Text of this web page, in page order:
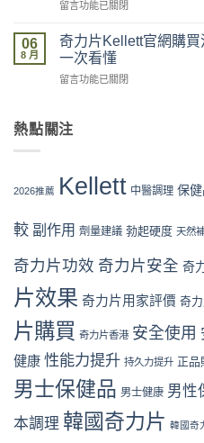
流、
貨、
服
用
流
程
中
全？
網
vs
房
店
風
險
面
分
中
2026
新
攻
網
多
盒
折
扣
最
購
時
機〉
中
在
力
片
Kellett
評
咪
假
拆
與
性
購
買
指
南〉
留言功能已關閉
06
8 月
奇力片Kellett官網購
一次看懂
在
片
Kellett
購
程
整
學：
從
下
單
到
收
貨
一
次
看
留言功能已關閉
熱點關注
2026推薦 Kellett 中醫調理 保健
較 副作用 劑量建議 勃起硬度 天然
奇力片功效 奇力片安全 奇
片效果 奇力片用家評價 奇
片購買 奇力片香港 安全使用
健康 性能力提升 持久力提升 正品
男士保健品 男士健康 男性
本調理 韓國奇力片 韓國奇